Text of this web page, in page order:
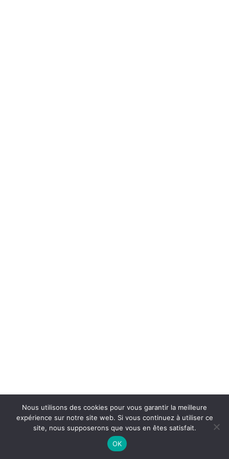
Nous utilisons des cookies pour vous garantir la meilleure
expérience sur notre site web. Si vous continuez à utiliser ce
site, nous supposerons que vous en êtes satisfait.
OK